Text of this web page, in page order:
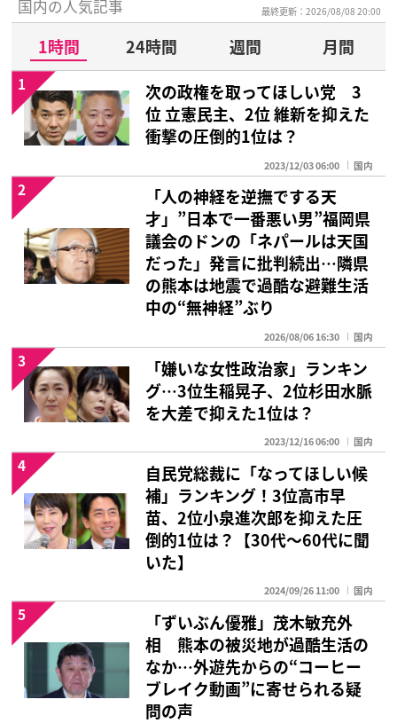
国内の人気記事 最終更新：2026/08/08 20:00
1時間 24時間 週間
月間
次の政権を取ってほしい党 3
位 立憲民主、2位 維新を抑えた
衝撃の圧倒的1位は？
2023/12/03 06:00 国内
1
「人の神経を逆撫でする天
才」”日本で一番悪い男”福岡県
議会のドンの「ネパールは天国
だった」発言に批判続出…隣県
の熊本は地震で過酷な避難生活
中の“無神経”ぶり
2026/08/06 16:30 国内
2
「嫌いな女性政治家」ランキン
グ…3位生稲晃子、2位杉田水脈
を大差で抑えた1位は？
2023/12/16 06:00 国内
3
自民党総裁に「なってほしい候
補」ランキング！3位高市早
苗、2位小泉進次郎を抑えた圧
倒的1位は？【30代〜60代に聞
いた】
2024/09/26 11:00 国内
4
「ずいぶん優雅」茂木敏充外
相 熊本の被災地が過酷生活の
なか…外遊先からの“コーヒー
ブレイク動画”に寄せられる疑
問の声
5